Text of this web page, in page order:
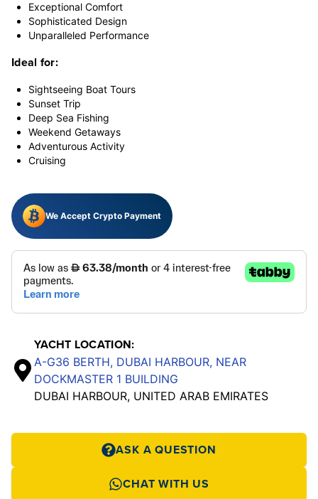
Exceptional Comfort
Sophisticated Design
Unparalleled Performance
Ideal for:
Sightseeing Boat Tours
Sunset Trip
Deep Sea Fishing
Weekend Getaways
Adventurous Activity
Cruising
We Accept Crypto Payment
YACHT LOCATION:
A-G36 BERTH, DUBAI HARBOUR, NEAR
DOCKMASTER 1 BUILDING
DUBAI HARBOUR, UNITED ARAB EMIRATES
ASK A QUESTION
CHAT WITH US